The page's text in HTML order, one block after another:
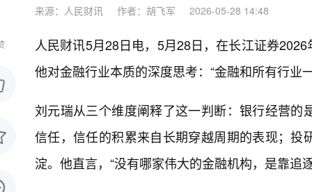
来源：人民财讯 作者：胡飞军 2026-05-28 14:48
人民财讯5月28日电， 5月28日，在长江证券
他对金融行业本质的深度思考：“金融和所有行业
刘元瑞从三个维度阐释了这一判断：银行经营
信任，信任的积累来自长期穿越周期的表现；
淀。他直言，“没有哪家伟大的金融机构，是靠追